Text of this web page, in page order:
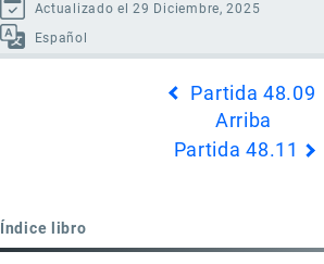
Actualizado el 29 Diciembre, 2025
Español
48.10
Partida 48.09
Arriba
Partida 48.11
Índice libro